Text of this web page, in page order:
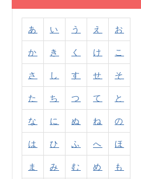
あ い う え お
か き く け こ
さ し す せ そ
た ち つ て と
な に ぬ ね の
は ひ ふ へ ほ
ま み む め も